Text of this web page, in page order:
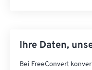
Ihre Daten,
Bei FreeConvert